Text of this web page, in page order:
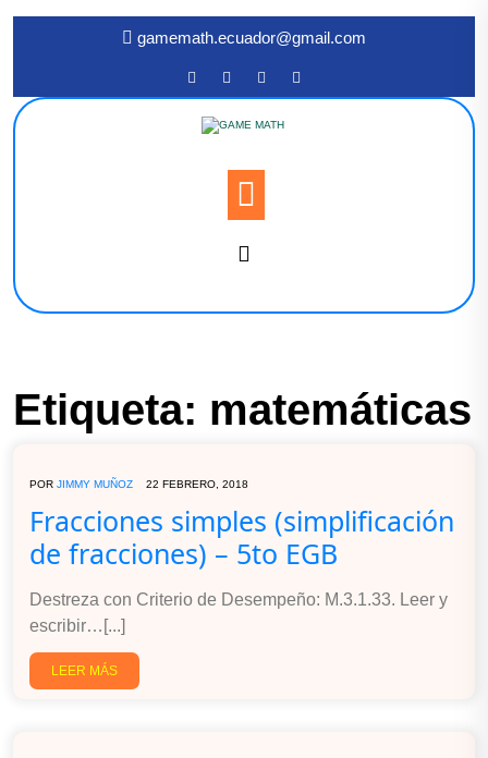
gamemath.ecuador@gmail.com
Etiqueta: matemáticas
POR JIMMY MUÑOZ 22 FEBRERO, 2018
Fracciones simples (simplificación
de fracciones) – 5to EGB
Destreza con Criterio de Desempeño: M.3.1.33. Leer y
escribir…[...]
LEER MÁS